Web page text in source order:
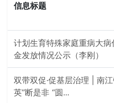
信息标题
计划生育特殊家庭重病大
金发放情况公示（李刚）
双带双促·促基层治理 | 南
英”断是非 “圆...